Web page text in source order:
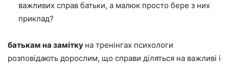
важливих справ батьки, а малюк просто бере з них
приклад?
батькам на замітку на тренінгах психологи
розповідають дорослим, що справи діляться на важливі і